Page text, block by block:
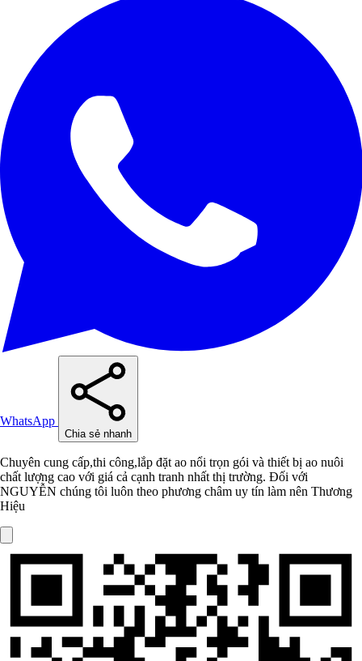
WhatsApp
Chia sẻ nhanh
Chuyên cung cấp,thi công,lắp đặt ao nổi trọn gói và thiết bị ao nuôi
chất lượng cao với giá cả cạnh tranh nhất thị trường. Đối với
NGUYỄN chúng tôi luôn theo phương châm uy tín làm nên Thương
Hiệu